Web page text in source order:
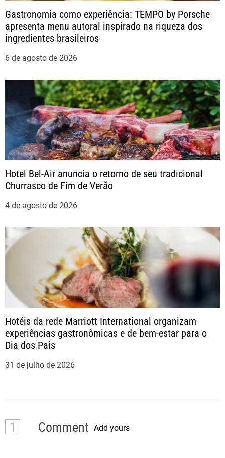
o
d
e
o
s
t
Gastronomia como experiência: TEMPO by Porsche
apresenta menu autoral inspirado na riqueza dos
ingredientes brasileiros
6 de agosto de 2026
Hotel Bel-Air anuncia o retorno de seu tradicional
Churrasco de Fim de Verão
4 de agosto de 2026
Hotéis da rede Marriott International organizam
experiências gastronômicas e de bem-estar para o
Dia dos Pais
31 de julho de 2026
1 Comment Add yours